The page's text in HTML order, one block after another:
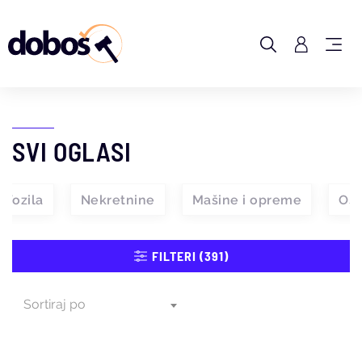
SVI OGLASI
Vozila Nekretnine Mašine i opreme
FILTERI (391)
Sortiraj po